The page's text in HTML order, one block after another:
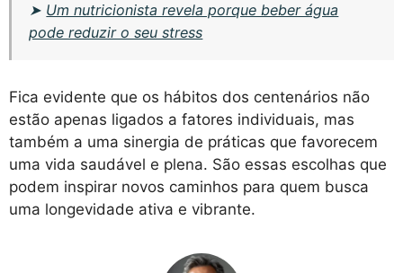
➤ Um nutricionista revela porque beber água
pode reduzir o seu stress
Fica evidente que os hábitos dos centenários não
estão apenas ligados a fatores individuais, mas
também a uma sinergia de práticas que favorecem
uma vida saudável e plena. São essas escolhas que
podem inspirar novos caminhos para quem busca
uma longevidade ativa e vibrante.